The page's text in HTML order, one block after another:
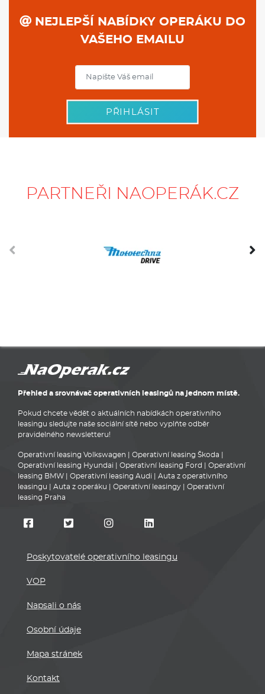
NEJLEPŠÍ NABÍDKY OPERÁKU DO
VAŠEHO EMAILU
PŘIHLÁSIT
PARTNEŘI NAOPERÁK.CZ
Přehled a srovnávač operativních leasingů na jednom místě.
Pokud chcete vědět o aktuálních nabídkách operativního
leasingu sledujte naše sociální sítě nebo vyplňte odběr
pravidelného newsletteru!
Operativní leasing Volkswagen Operativní leasing Škoda
Operativní leasing Hyundai
Operativní leasing Ford
Operativní
leasing BMW
Operativní leasing Audi
Auta z operativního
leasingu
Auta z operáku Operativní leasingy
Operativní
leasing Praha
Poskytovatelé operativního leasingu
VOP
Napsali o nás
Osobní údaje
Mapa stránek
Kontakt